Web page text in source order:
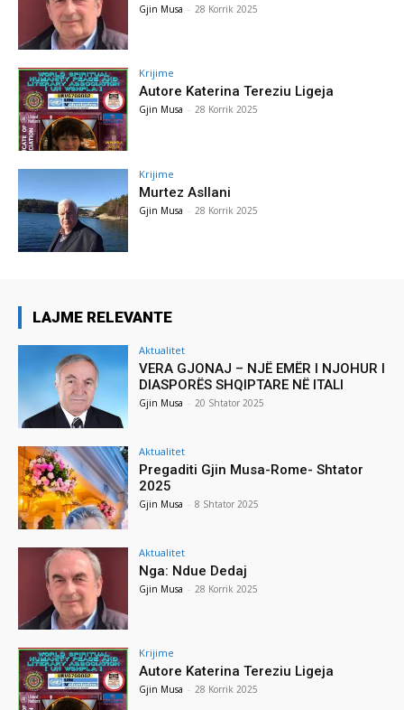
Gjin Musa - 28 Korrik 2025
Krijime
Autore Katerina Tereziu Ligeja
Gjin Musa - 28 Korrik 2025
Krijime
Murtez Asllani
Gjin Musa - 28 Korrik 2025
LAJME RELEVANTE
Aktualitet
VERA GJONAJ – NJË EMËR I NJOHUR I
DIASPORËS SHQIPTARE NË ITALI
Gjin Musa - 20 Shtator 2025
Aktualitet
Pregaditi Gjin Musa-Rome- Shtator
2025
Gjin Musa - 8 Shtator 2025
Aktualitet
Nga: Ndue Dedaj
Gjin Musa - 28 Korrik 2025
Krijime
Autore Katerina Tereziu Ligeja
Gjin Musa - 28 Korrik 2025